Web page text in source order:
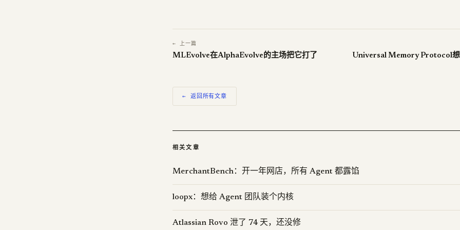
← 上一篇
MLEvolve在AlphaEvolve的主场把它打了 Universal Memory Protocol
← 返回所有文章
相关文章
MerchantBench：开一年网店，所有 Agent 都露馅
loopx：想给 Agent 团队装个内核
Atlassian Rovo 泄了 74 天，还没修